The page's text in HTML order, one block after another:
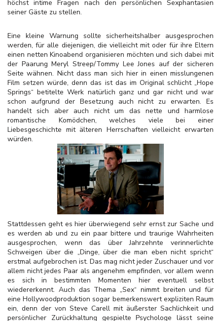
höchst intime Fragen nach den persönlichen Sexphantasien
seiner Gäste zu stellen.
Eine kleine Warnung sollte sicherheitshalber ausgesprochen
werden, für alle diejenigen, die vielleicht mit oder für ihre Eltern
einen netten Kinoabend organisieren möchten und sich dabei mit
der Paarung Meryl Streep/Tommy Lee Jones auf der sicheren
Seite wähnen. Nicht dass man sich hier in einen misslungenen
Film setzen würde, denn das ist das im Original schlicht „Hope
Springs“ betitelte Werk natürlich ganz und gar nicht und war
schon aufgrund der Besetzung auch nicht zu erwarten. Es
handelt sich aber auch nicht um das nette und harmlose
romantische Komödchen, welches viele bei einer
Liebesgeschichte mit älteren Herrschaften vielleicht erwarten
würden.
Stattdessen geht es hier überwiegend sehr ernst zur Sache und
es werden ab und zu ein paar bittere und traurige Wahrheiten
ausgesprochen, wenn das über Jahrzehnte verinnerlichte
Schweigen über die „Dinge, über die man eben nicht spricht“
erstmal aufgebrochen ist. Das mag nicht jeder Zuschauer und vor
allem nicht jedes Paar als angenehm empfinden, vor allem wenn
es sich in bestimmten Momenten hier eventuell selbst
wiedererkennt. Auch das Thema „Sex“ nimmt breiten und für
eine Hollywoodproduktion sogar bemerkenswert expliziten Raum
ein, denn der von Steve Carell mit äußerster Sachlichkeit und
persönlicher Zurückhaltung gespielte Psychologe lässt seine